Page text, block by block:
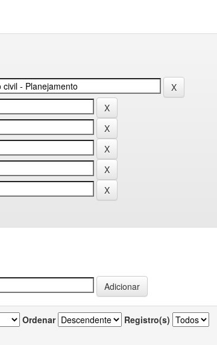
Ordenar Registro(s)